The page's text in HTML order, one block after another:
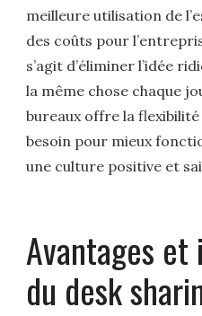
meilleure utilisation de
des coûts pour
s’agit d’éliminer l’idée
la même chose chaque
bureaux offre la
besoin pour mieux
une culture positive et
Avantages
du desk